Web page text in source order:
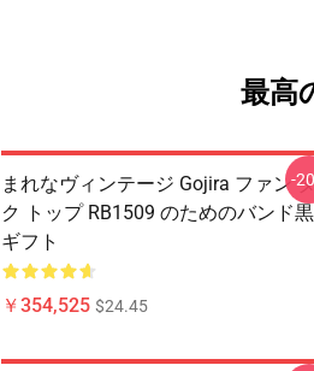
最高
まれなヴィンテージ Gojira ファン
ク トップ RB1509 のためのバンド
ギフト
￥354,525 $24.45
-